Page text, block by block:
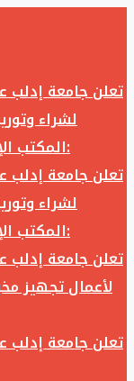
تعلن جامعة إدلب
لشراء
المكتب الإعلامي في جامعة إدلب وفق الآتي:
تعلن جامعة إدلب
لشراء
المكتب الإعلامي في جامعة إدلب وفق الآتي:
تعلن جامعة إدلب
لأعمال تجهيز
تعلن جامعة إدلب